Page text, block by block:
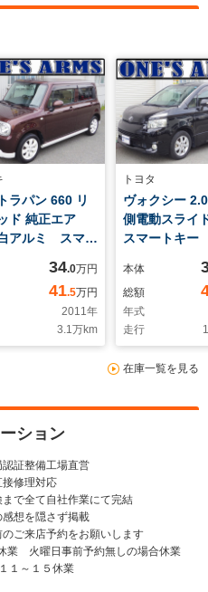
ラパン 660 リ
ド 純正エア
アルミ スマー
ビTV CD ベ
ート
34.0万円
41.5万円
2011年
3.1万km
トヨタ
ヴォクシー
側電動スラ
スマートキ
TV
ックカメラ
ドルシフト
ドライト フ
プ
本体
総額
年式
走行
在庫一覧を見る
ション
証整備工場直営
修理対応
で全て自社作業にて完結
想を隠さず掲載
ご来店予約をお願いします
業 火曜日事前予約無しの場合休業
１～１５休業